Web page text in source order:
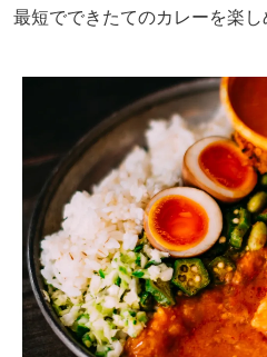
最短でできたてのカレーを楽し